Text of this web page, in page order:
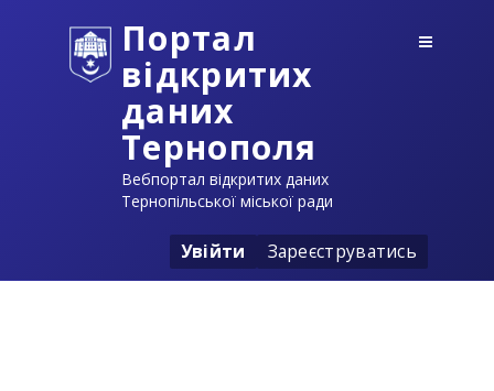
Портал
відкритих
даних
Тернополя
Вебпортал відкритих даних
Тернопільської міської ради
Увійти Зареєструватись